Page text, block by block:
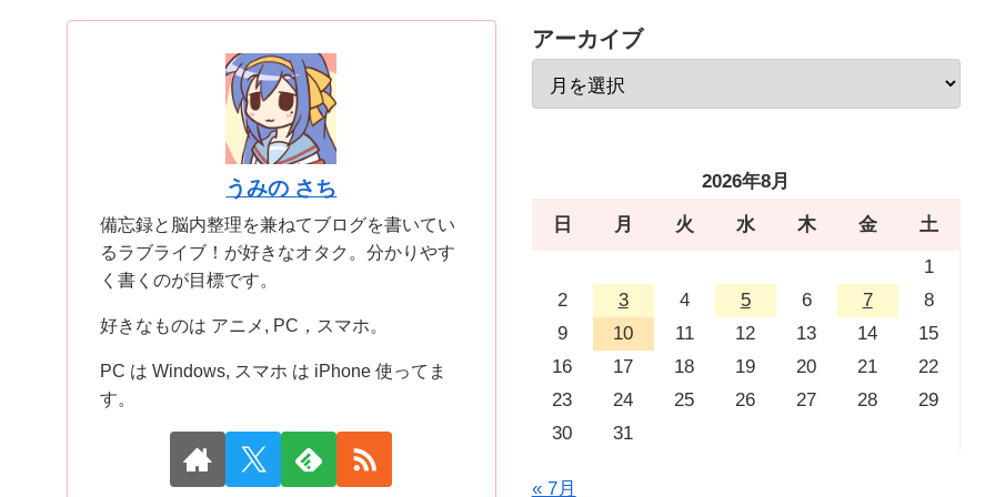
うみの さち
備忘録と脳内整理を兼ねてブログを書いてい
るラブライブ！が好きなオタク。分かりやす
く書くのが目標です。
好きなものは アニメ, PC，スマホ。
PC は Windows, スマホ は iPhone 使ってま
す。
アーカイブ
2026年8月
日 月 火 水 木 金
土
1
2
3 4 5 6 7
8
9
10 11 12 13 14
15
16
17 18 19 20 21
22
23
24 25 26 27 28
29
30
31
« 7月